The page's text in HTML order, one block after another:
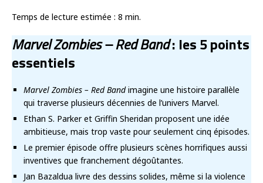
Temps de lecture estimée : 8 min.
Marvel Zombies – Red Band: les 5 points
essentiels
Marvel Zombies – Red Bandimagine une histoire parallèle
qui traverse plusieurs décennies de l’univers Marvel.
Ethan S. Parker et Griffin Sheridan proposent une idée
ambitieuse, mais trop vaste pour seulement cinq épisodes.
Le premier épisode offre plusieurs scènes horrifiques aussi
inventives que franchement dégoûtantes.
Jan Bazaldua livre des dessins solides, même si la violence